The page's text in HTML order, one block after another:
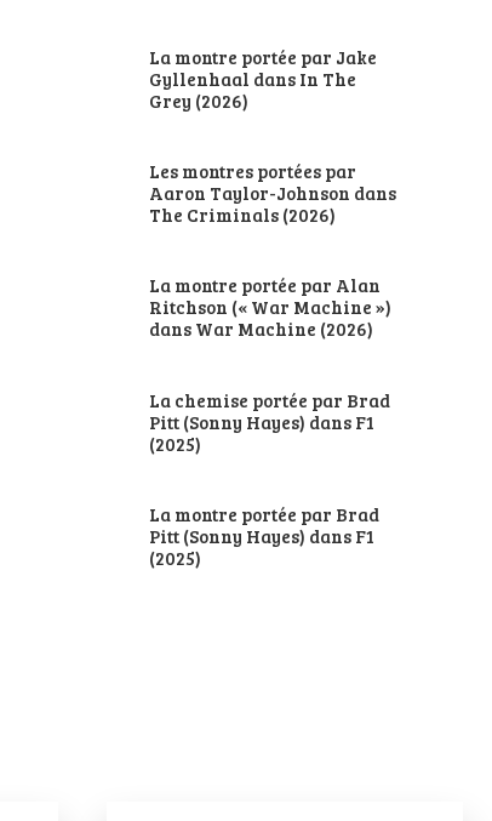
La montre portée par Jake
Gyllenhaal dans In The
Grey (2026)
Les montres portées par
Aaron Taylor-Johnson dans
The Criminals (2026)
La montre portée par Alan
Ritchson (« War Machine »)
dans War Machine (2026)
La chemise portée par Brad
Pitt (Sonny Hayes) dans F1
(2025)
La montre portée par Brad
Pitt (Sonny Hayes) dans F1
(2025)